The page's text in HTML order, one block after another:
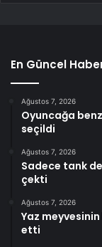
En Güncel
Ağustos 7, 2026
Oyuncağa
seçildi
Ağustos 7, 2026
Sadece tank
çekti
Ağustos 7, 2026
Yaz
etti